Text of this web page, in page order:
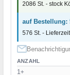
2086 St. - stock
auf Bestellung:
576 St. -
ANZAHL
1+